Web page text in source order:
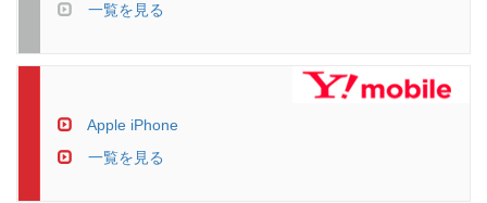
一覧を見る
Apple iPhone
一覧を見る